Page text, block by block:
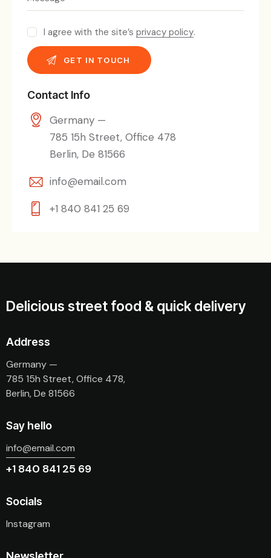
I agree with the site’s privacy policy.
Contact Info
Germany —
785 15h Street, Office 478
Berlin, De 81566
info@email.com
+1 840 841 25 69
Delicious street food & quick delivery
Address
Germany —
785 15h Street, Office 478,
Berlin, De 81566
Say hello
info@email.com
+1 840 841 25 69
Socials
Instagram